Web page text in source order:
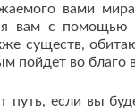
вами
вам с помощью
существ,
пойдет во благо
путь, если вы